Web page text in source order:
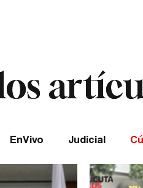
EnVivo Judicial